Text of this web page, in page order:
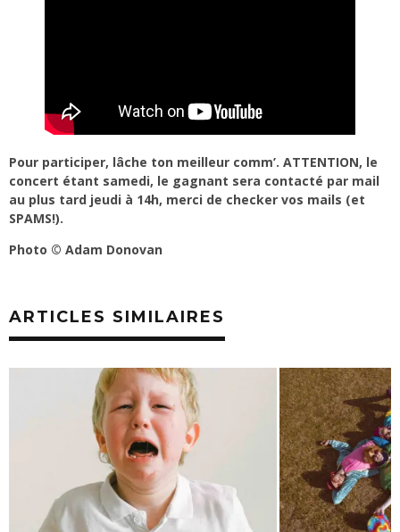
Pour participer, lâche ton meilleur comm’. ATTENTION, le
concert étant samedi, le gagnant sera contacté par mail
au plus tard jeudi à 14h, merci de checker vos mails (et
SPAMS!).
Photo © Adam Donovan
ARTICLES SIMILAIRES